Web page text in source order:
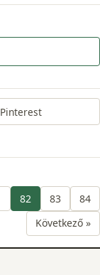
Pinterest
82 83
84
Következő »